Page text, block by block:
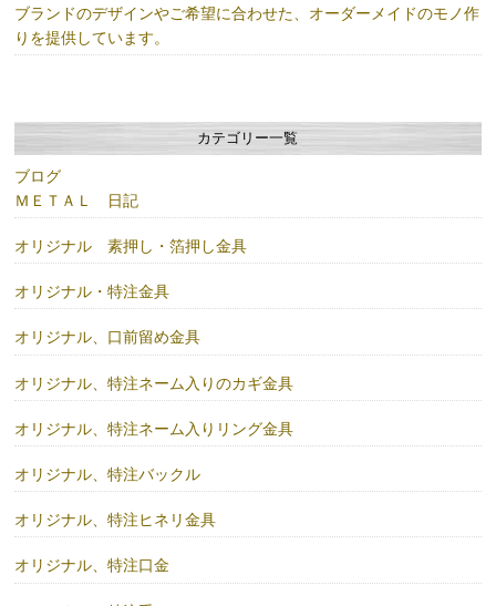
ブランドのデザインやご希望に合わせた、オーダーメイドのモノ作
りを提供しています。
カテゴリー一覧
ブログ
ＭＥＴＡＬ 日記
オリジナル 素押し・箔押し金具
オリジナル・特注金具
オリジナル、口前留め金具
オリジナル、特注ネーム入りのカギ金具
オリジナル、特注ネーム入りリング金具
オリジナル、特注バックル
オリジナル、特注ヒネリ金具
オリジナル、特注口金